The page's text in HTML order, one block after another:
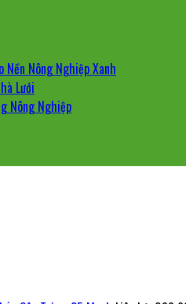
Nền Nông Nghiệp Xanh
Lưới
Nông Nghiệp